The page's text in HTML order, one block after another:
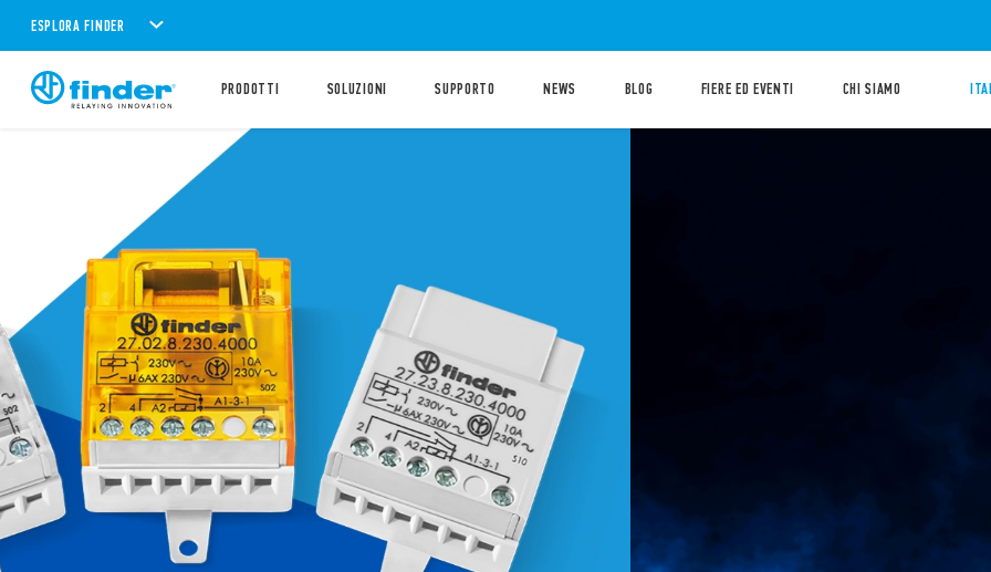
ESPLORA FINDER
PRODOTTI SOLUZIONI SUPPORTO NEWS BLOG FIERE ED EVENTI CHI SIAMO
PRODOTTI CERTIFICATI
IECEx
ATEX
HazLoc